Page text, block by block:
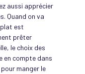
aussi apprécier
Quand on va
est
prêter
le choix des
en compte dans
manger le